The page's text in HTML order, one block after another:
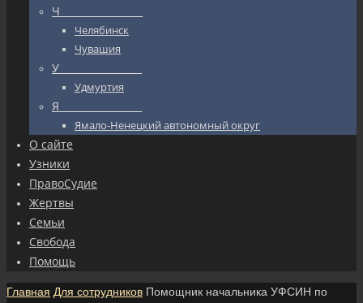
Ч_________________
Челябинск
Чувашия
У_________________
Удмуртия
Я_________________
Ямало-Ненецкий автономный округ
О сайте
Узники
ПравоСудие
Жертвы
Семьи
Свобода
Помощь
Главная Для сотрудников Помощник начальника УФСИН по